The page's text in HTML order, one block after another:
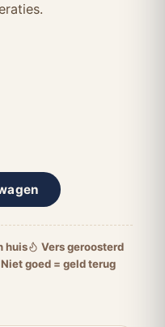
huis
Vers geroosterd
Niet goed = geld terug